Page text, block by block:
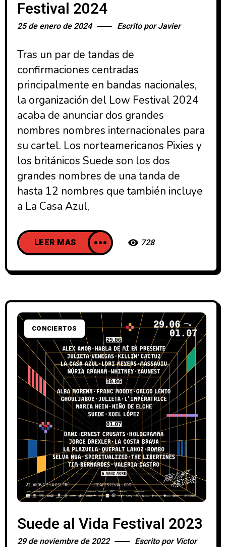
Festival 2024
25 de enero de 2024 Escrito porJavier
Tras un par de tandas de
confirmaciones centradas
principalmente en bandas nacionales,
la organización del Low Festival 2024
acaba de anunciar dos grandes
nombres nombres internacionales para
su cartel. Los norteamericanos Pixies y
los británicos Suede son los dos
grandes nombres de una tanda de
hasta 12 nombres que también incluye
a La Casa Azul,
LEER MAS 728
CONCIERTOS
Suede al Vida Festival 2023
29 de noviembre de 2022 Escrito por Victor